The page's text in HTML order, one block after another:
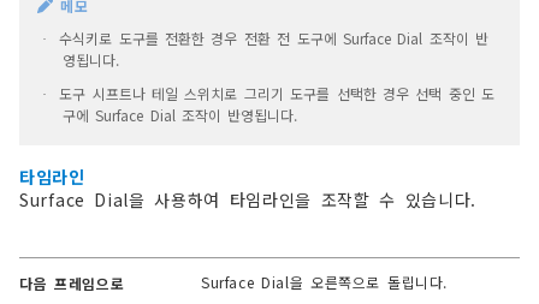
메모
·
수식키로 도구를 전환한 경우 전환 전 도구에 Surface Dial 조작이 반
영됩니다.
·
도구 시프트나 테일 스위치로 그리기 도구를 선택한 경우 선택 중인 도
구에 Surface Dial 조작이 반영됩니다.
타임라인
Surface Dial을 사용하여 타임라인을 조작할 수 있습니다.
다음 프레임으로 Surface Dial을 오른쪽으로 돌립니다.